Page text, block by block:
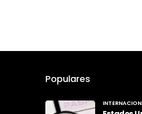
Populares